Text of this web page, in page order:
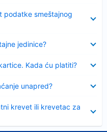
podatke smeštajnog
jedinice?
Kada ću platiti?
unapred?
krevet ili krevetac za